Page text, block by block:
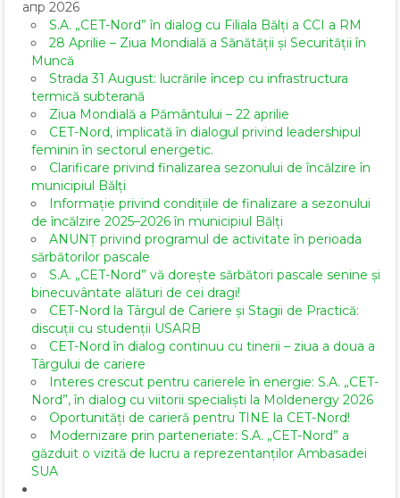
апр 2026
S.A. „CET-Nord” în dialog cu Filiala Bălți a CCI a RM
28 Aprilie – Ziua Mondială a Sănătății și Securității în
Muncă
Strada 31 August: lucrările încep cu infrastructura
termică subterană
Ziua Mondială a Pământului – 22 aprilie
CET-Nord, implicată în dialogul privind leadershipul
feminin în sectorul energetic.
Clarificare privind finalizarea sezonului de încălzire în
municipiul Bălți
Informație privind condițiile de finalizare a sezonului
de încălzire 2025–2026 în municipiul Bălți
ANUNȚ privind programul de activitate în perioada
sărbătorilor pascale
S.A. „CET-Nord” vă dorește sărbători pascale senine și
binecuvântate alături de cei dragi!
CET-Nord la Târgul de Cariere și Stagii de Practică:
discuții cu studenții USARB
CET-Nord în dialog continuu cu tinerii – ziua a doua a
Târgului de cariere
Interes crescut pentru carierele în energie: S.A. „CET-
Nord”, în dialog cu viitorii specialiști la Moldenergy 2026
Oportunități de carieră pentru TINE la CET-Nord!
Modernizare prin parteneriate: S.A. „CET-Nord” a
găzduit o vizită de lucru a reprezentanților Ambasadei
SUA